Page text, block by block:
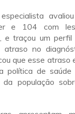
e 104 com
e traçou um perfil
no
que esse atraso
política de saúde
população